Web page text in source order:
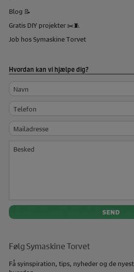
Blog 📝
Gratis DIY projekter ✂️🧵
Job hos Symaskine Torvet
Hvordan kan vi hjælpe dig?
Navn
Telefon
Mailadresse
Besked
Følg Symaskine Torvet
Få syinspiration, tips, nyheder og de